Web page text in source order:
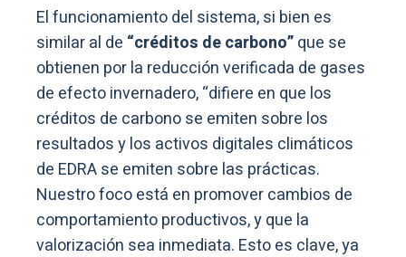
El funcionamiento del sistema, si bien es
similar al de “créditos de carbono”que se
obtienen por la reducción verificada de gases
de efecto invernadero, “difiere en que los
créditos de carbono se emiten sobre los
resultados y los activos digitales climáticos
de EDRA se emiten sobre las prácticas.
Nuestro foco está en promover cambios de
comportamiento productivos, y que la
valorización sea inmediata. Esto es clave, ya